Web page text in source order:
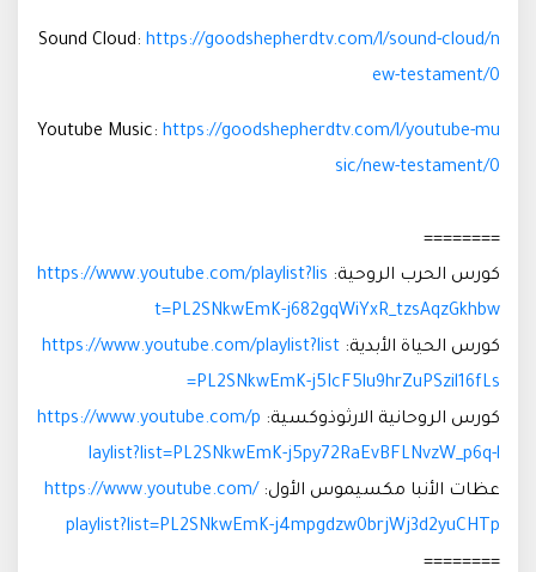
Sound Cloud: https://goodshepherdtv.com/l/sound-cloud/n
ew-testament/0
Youtube Music: https://goodshepherdtv.com/l/youtube-mu
sic/new-testament/0
========
كورس الحرب الروحية: https://www.youtube.com/playlist?lis
t=PL2SNkwEmK-j682gqWiYxR_tzsAqzGkhbw
كورس الحياة الأبدية: https://www.youtube.com/playlist?list
=PL2SNkwEmK-j5IcF5lu9hrZuPSzil16fLs
كورس الروحانية الارثوذوكسية: https://www.youtube.com/p
laylist?list=PL2SNkwEmK-j5py72RaEvBFLNvzW_p6q-l
عظات الأنبا مكسيموس الأول: https://www.youtube.com/
playlist?list=PL2SNkwEmK-j4mpgdzw0brjWj3d2yuCHTp
========